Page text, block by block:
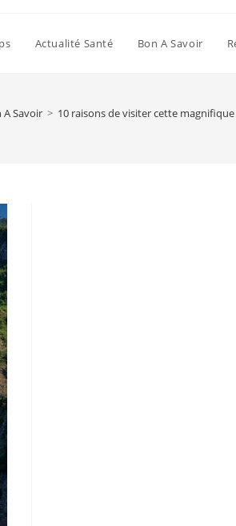
Actualité Santé Bon A Savoir
A Savoir > 10 raisons de visiter cette